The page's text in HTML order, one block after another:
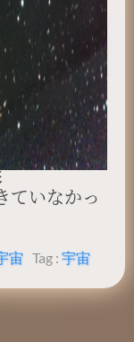
ていなかっ
宙 Tag : 宇宙